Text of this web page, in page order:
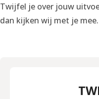
Twijfel je over jouw
dan kijken wij met je mee.